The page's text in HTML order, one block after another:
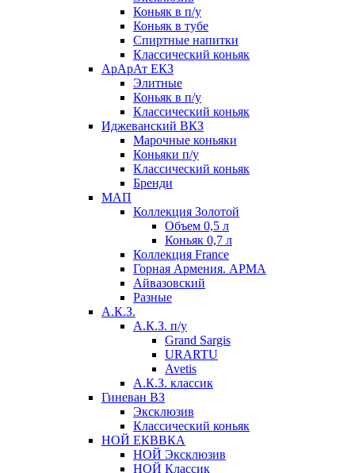
Коньяк в п/у
Коньяк в тубе
Спиртные напитки
Классический коньяк
АрАрАт ЕКЗ
Элитные
Коньяк в п/у
Классический коньяк
Иджеванский ВКЗ
Марочные коньяки
Коньяки п/у
Классический коньяк
Бренди
МАП
Коллекция Золотой
Объем 0,5 л
Коньяк 0,7 л
Коллекция France
Горная Армения. АРМА
Айвазовский
Разные
А.К.З.
А.К.З. п/у
Grand Sargis
URARTU
Avetis
А.К.З. классик
Гиневан ВЗ
Эксклюзив
Классический коньяк
НОЙ ЕКВВКА
НОЙ Эксклюзив
НОЙ Классик